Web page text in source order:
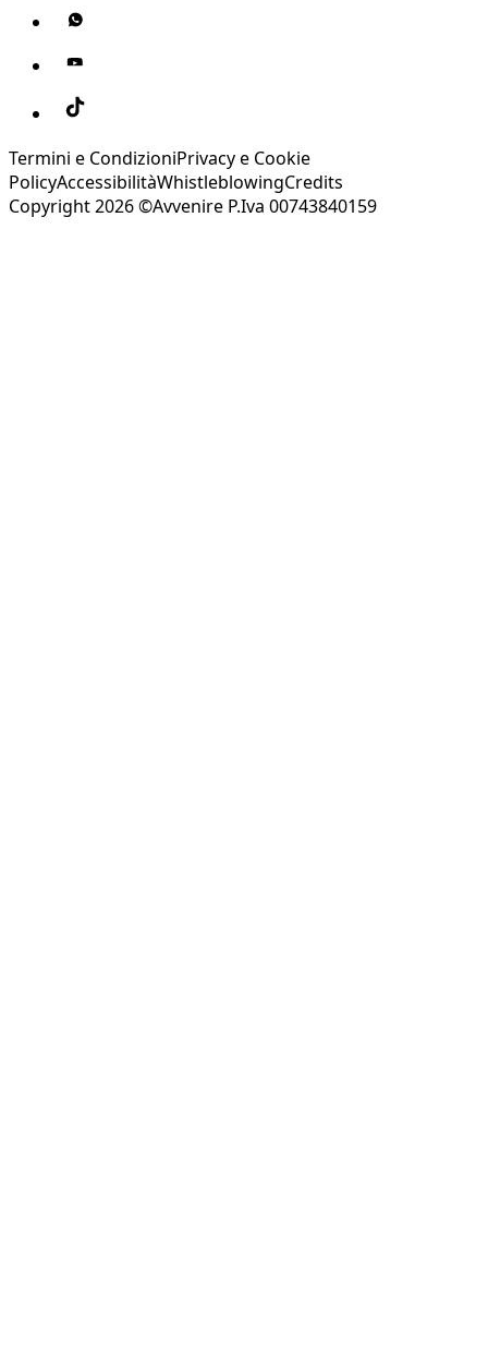
Termini e CondizioniPrivacy e Cookie
PolicyAccessibilitàWhistleblowingCredits
Copyright 2026 ©Avvenire P.Iva 00743840159